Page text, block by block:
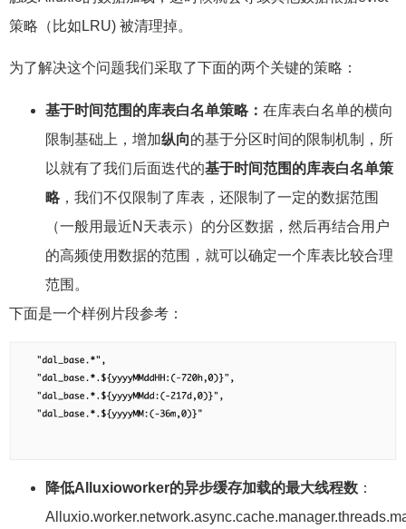
策略（比如LRU) 被清理掉。
为了解决这个问题我们采取了下面的两个关键的策略：
基于时间范围的库表白名单策略：
在库表白名单的横向
限制基础上，增加纵向 的基于分区时间的限制机制，所
以就有了我们后面迭代的 基于时间范围的库表白名单策
略
，我们不仅限制了库表，还限制了一定的数据范围
（一般用最近N天表示）的分区数据，然后再结合用户
的高频使用数据的范围，就可以确定一个库表比较合理
范围。
下面是一个样例片段参考：
降低 Alluxio worker的异步缓存加载的最大线程数